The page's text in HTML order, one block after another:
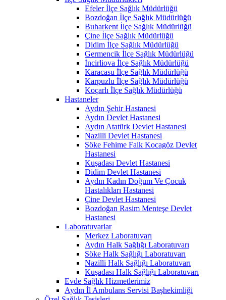
Efeler İlçe Sağlık Müdürlüğü
Bozdoğan İlçe Sağlık Müdürlüğü
Buharkent İlçe Sağlık Müdürlüğü
Çine İlçe Sağlık Müdürlüğü
Didim İlçe Sağlık Müdürlüğü
Germencik İlçe Sağlık Müdürlüğü
İncirliova İlçe Sağlık Müdürlüğü
Karacasu İlçe Sağlık Müdürlüğü
Karpuzlu İlçe Sağlık Müdürlüğü
Koçarlı İlçe Sağlık Müdürlüğü
Hastaneler
Aydın Şehir Hastanesi
Aydın Devlet Hastanesi
Aydın Atatürk Devlet Hastanesi
Nazilli Devlet Hastanesi
Söke Fehime Faik Kocagöz Devlet
Hastanesi
Kuşadası Devlet Hastanesi
Didim Devlet Hastanesi
Aydın Kadın Doğum Ve Çocuk
Hastalıkları Hastanesi
Çine Devlet Hastanesi
Bozdoğan Rasim Menteşe Devlet
Hastanesi
Laboratuvarlar
Merkez Laboratuvarı
Aydın Halk Sağlığı Laboratuvarı
Söke Halk Sağlığı Laboratuvarı
Nazilli Halk Sağlığı Laboratuvarı
Kuşadası Halk Sağlığı Laboratuvarı
Evde Sağlık Hizmetlerimiz
Aydın İl Ambulans Servisi Başhekimliği